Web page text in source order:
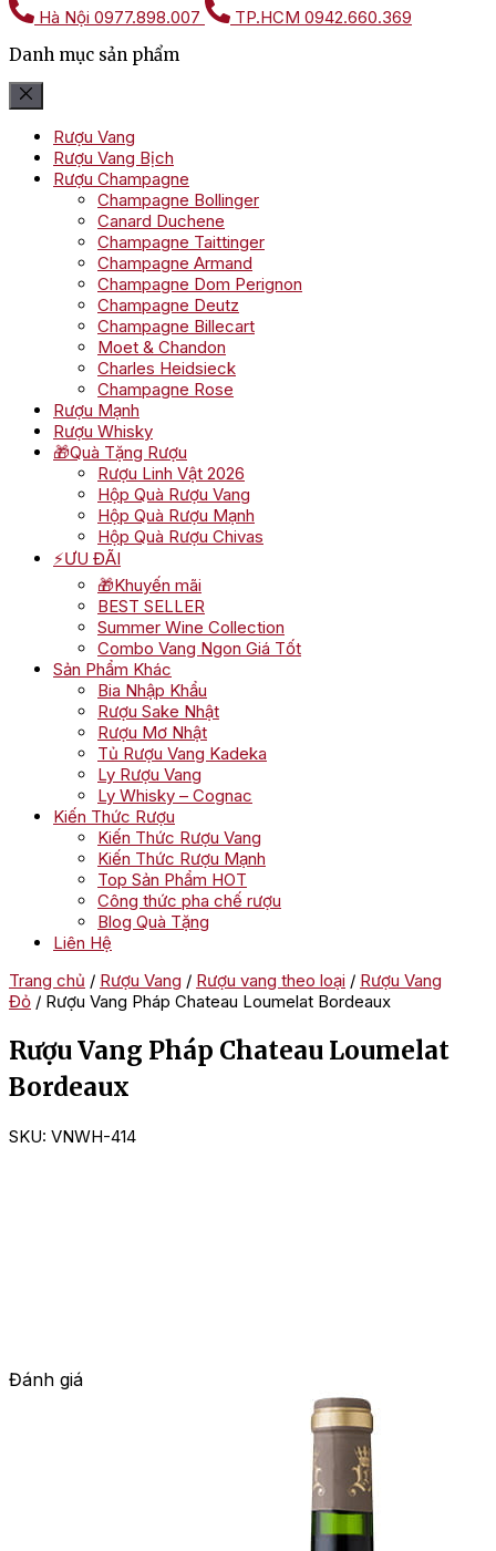
Hà Nội 0977.898.007 TP.HCM 0942.660.369
Danh mục sản phẩm
Rượu Vang
Rượu Vang Bịch
Rượu Champagne
Champagne Bollinger
Canard Duchene
Champagne Taittinger
Champagne Armand
Champagne Dom Perignon
Champagne Deutz
Champagne Billecart
Moet & Chandon
Charles Heidsieck
Champagne Rose
Rượu Mạnh
Rượu Whisky
🎁Quà Tặng Rượu
Rượu Linh Vật 2026
Hộp Quà Rượu Vang
Hộp Quà Rượu Mạnh
Hộp Quà Rượu Chivas
⚡ƯU ĐÃI
🎁Khuyến mãi
BEST SELLER
Summer Wine Collection
Combo Vang Ngon Giá Tốt
Sản Phẩm Khác
Bia Nhập Khẩu
Rượu Sake Nhật
Rượu Mơ Nhật
Tủ Rượu Vang Kadeka
Ly Rượu Vang
Ly Whisky – Cognac
Kiến Thức Rượu
Kiến Thức Rượu Vang
Kiến Thức Rượu Mạnh
Top Sản Phẩm HOT
Công thức pha chế rượu
Blog Quà Tặng
Liên Hệ
Trang chủ / Rượu Vang / Rượu vang theo loại / Rượu Vang
Đỏ / Rượu Vang Pháp Chateau Loumelat Bordeaux
Rượu Vang Pháp Chateau Loumelat
Bordeaux
SKU: VNWH-414
Đánh giá